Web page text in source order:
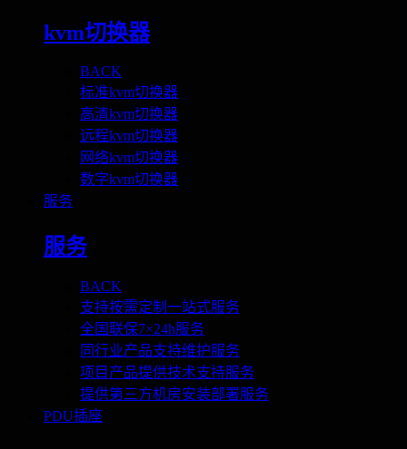
kvm切换器
BACK
标准kvm切换器
高清kvm切换器
远程kvm切换器
网络kvm切换器
数字kvm切换器
服务
服务
BACK
支持按需定制一站式服务
全国联保7×24h服务
同行业产品支持维护服务
项目产品提供技术支持服务
提供第三方机房安装部署服务
PDU插座